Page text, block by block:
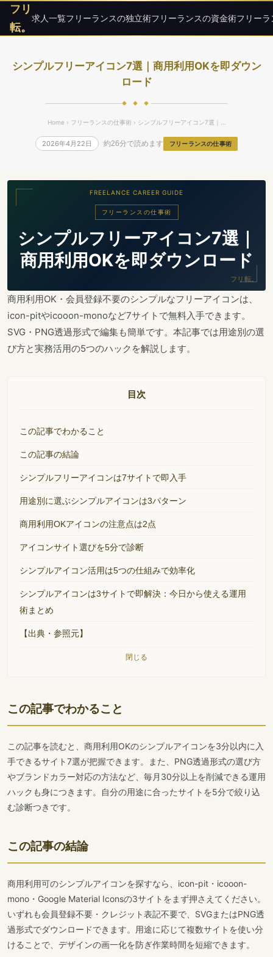
フリ
転。
求人一覧フリーランスの独立術フリーランスの資金術フリーラ
シンプルフリーアイコン7選｜商用利用OKを即ダウン
ロード
◆ ◆ ◆
Home › フリーランスの仕事術 › シンプルフリーアイコン7選｜...
2026年4月22日 約26分で読めます フリーランスの仕事術
FREELANCE CAREER GUIDE
フリーランスの仕事術
シンプルフリーアイコン7選｜
商用利用OKを即ダウンロード
フリ転。
商用利用OK・会員登録不要のシンプルなフリーアイコンは、
icon-pitやicooon-monoなど7サイトで無料入手できます。
SVG・PNG透過形式で編集も簡単です。本記事では用途別の選
び方と実務活用の5つのハックを解説します。
目次
この記事でわかること
この記事の結論
シンプルフリーアイコンは7サイトで即入手
用途別に選ぶシンプルアイコンは3パターン
商用利用OKアイコンの注意点は2点
アイコンサイト選びを5分で診断
シンプルアイコン活用は5つの仕組みで効率化
シンプルアイコンは3サイトで即解決：今日から使える運用
術まとめ
【出典・参照元】
閉じる
この記事でわかること
この記事を読むと、商用利用OKのシンプルアイコンを3分以内に入
手できるサイト7選が把握できます。また、PNG透過形式の選び方
やブランドカラー対応の方法など、毎月30分以上を削減できる運用
ハックも身につきます。自分の用途に合ったサイトを5分で絞り込
む診断つきです。
この記事の結論
商用利用可のシンプルアイコンを探すなら、icon-pit・icooon-
mono・Google Material Iconsの3サイトをまず押さえてください。
いずれも会員登録不要・クレジット表記不要で、SVGまたはPNG透
過形式でダウンロードできます。用途に応じて複数サイトを使い分
けることで、デザインの画一化を防ぎ作業時間を短縮できます。